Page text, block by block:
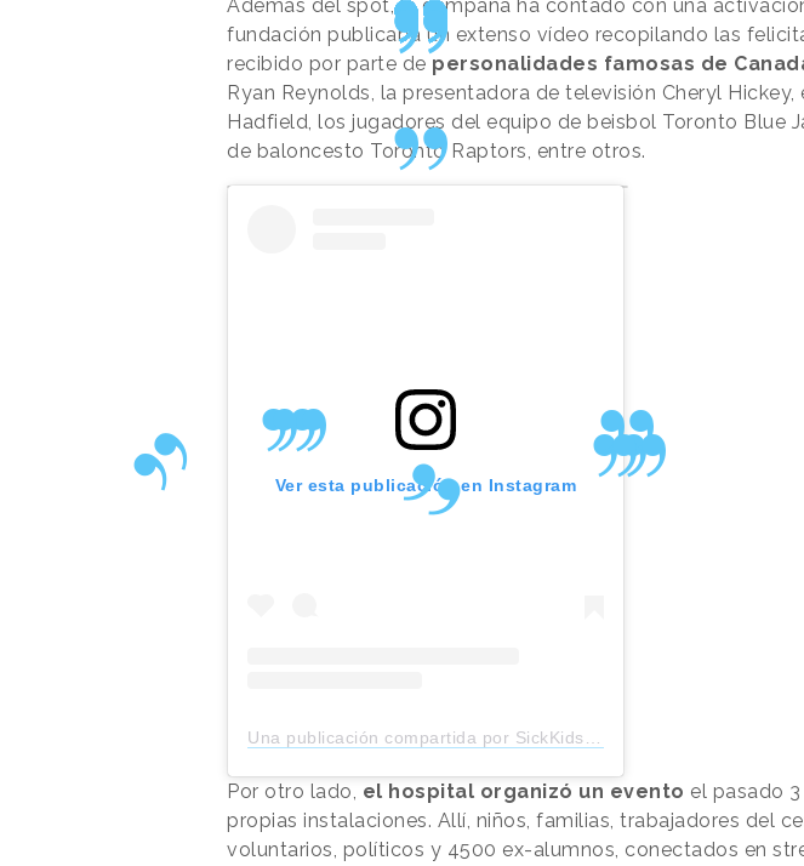
Además del spot, la campaña ha contado con una
fundación publicaba un extenso vídeo recopilando las
recibido por parte de personalidades famosas de
Ryan Reynolds, la presentadora de televisión Cheryl Hickey,
Hadfield, los jugadores del equipo de beisbol Toronto Blue
de baloncesto Toronto Raptors, entre otros.
Ver esta publicación en Instagram
Una publicación compartida por SickKids Foundation (@sickkidsvs)
Por otro lado, el hospital organizó un evento el pasado
propias instalaciones. Allí, niños, familias, trabajadores del
voluntarios, políticos y 4500 ex-alumnos, conectados en